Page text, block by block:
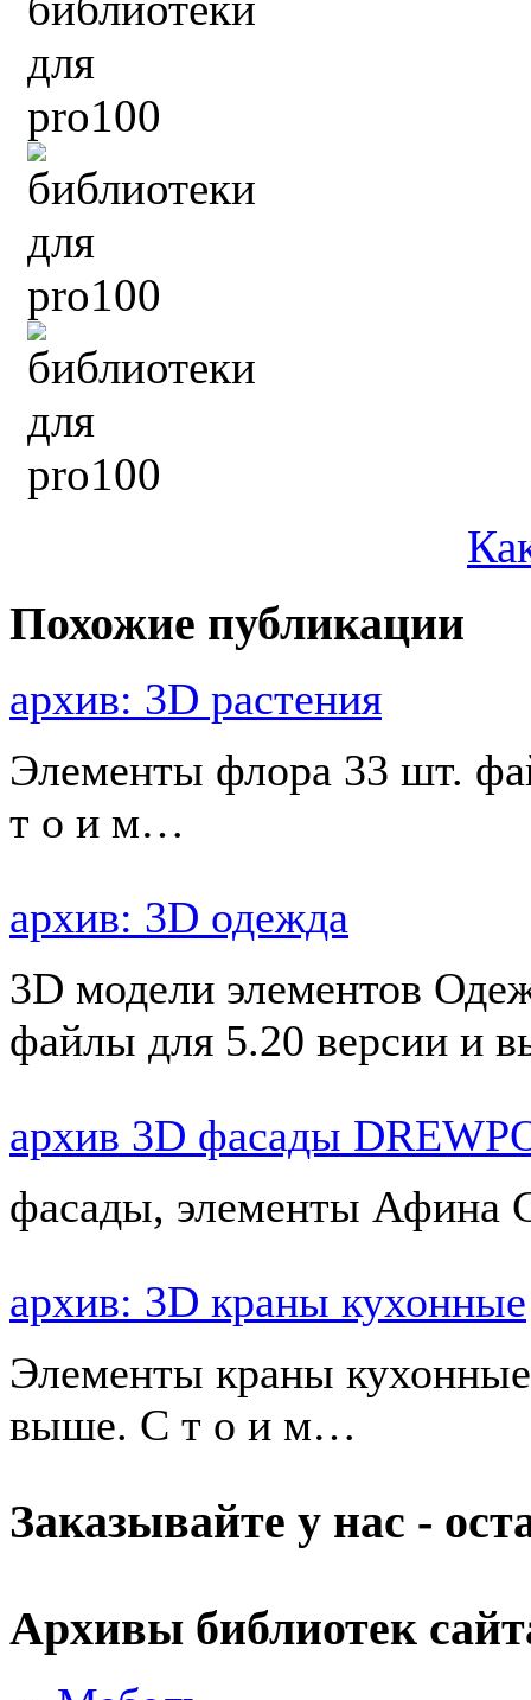
Похожие публикации
архив: 3D растения
Элементы флора 33 шт.
т о и м…
архив: 3D одежда
3D модели элементов
файлы для 5.20 версии и
архив 3D фасады
фасады, элементы Афина
архив: 3D краны кухонные
Элементы краны
выше. С т о и м…
Заказывайте у нас -
Архивы библиотек